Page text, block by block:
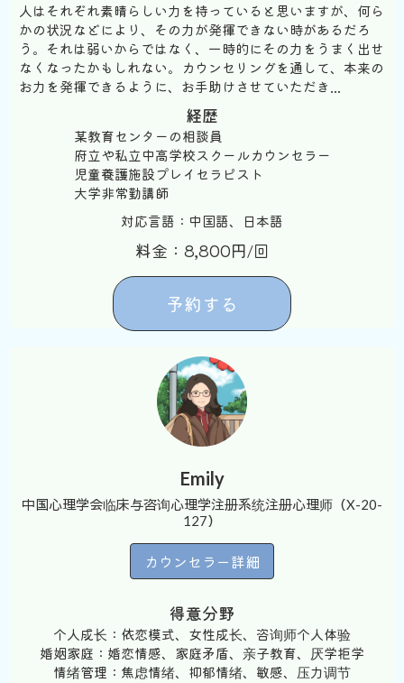
人はそれぞれ素晴らしい力を持っていると思いますが、何ら
かの状況などにより、その力が発揮できない時があるだろ
う。それは弱いからではなく、一時的にその力をうまく出せ
なくなったかもしれない。カウンセリングを通して、本来の
お力を発揮できるように、お手助けさせていただき...
経歴
某教育センターの相談員
府立や私立中高学校スクールカウンセラー
児童養護施設プレイセラピスト
大学非常勤講師
対応言語：中国語、日本語
料金：8,800円/回
予約する
Emily
中国心理学会临床与咨询心理学注册系统注册心理师（X-20-
127）
カウンセラー詳細
得意分野
个人成长：依恋模式、女性成长、咨询师个人体验
婚姻家庭：婚恋情感、家庭矛盾、亲子教育、厌学拒学
情绪管理：焦虑情绪、抑郁情绪、敏感、压力调节